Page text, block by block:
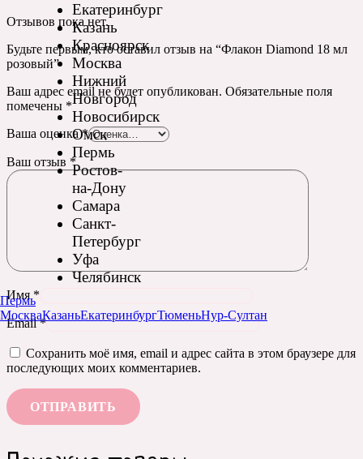
Екатеринбург
Казань
Красноярск
Москва
Нижний
Новгород
Новосибирск
Омск
Пермь
Ростов-
на-Дону
Самара
Санкт-
Петербург
Уфа
Челябинск
Пермь
МоскваКазаньЕкатеринбургТюменьНур-Султан
Отзывов пока нет.
Будьте первым, кто оставил отзыв на “Флакон Diamond 18 мл
розовый”
Ваш адрес email не будет опубликован. Обязательные поля
помечены *
Ваша оценка*
Ваш отзыв *
Имя *
Email*
Сохранить моё имя, email и адрес сайта в этом браузере для
последующих моих комментариев.